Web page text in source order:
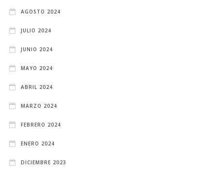
AGOSTO 2024
JULIO 2024
JUNIO 2024
MAYO 2024
ABRIL 2024
MARZO 2024
FEBRERO 2024
ENERO 2024
DICIEMBRE 2023